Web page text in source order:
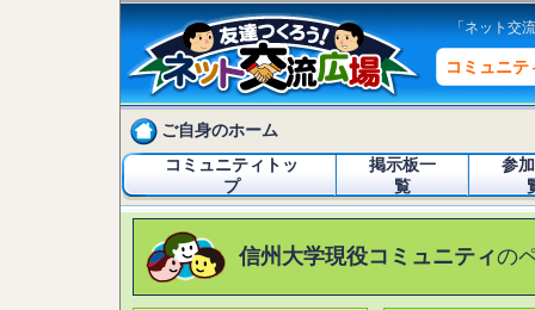
「ネット交
コミュニテ
ご自身のホーム
コミュニティトッ
プ
掲示板一
覧
参
信州大学現役コミュニティの